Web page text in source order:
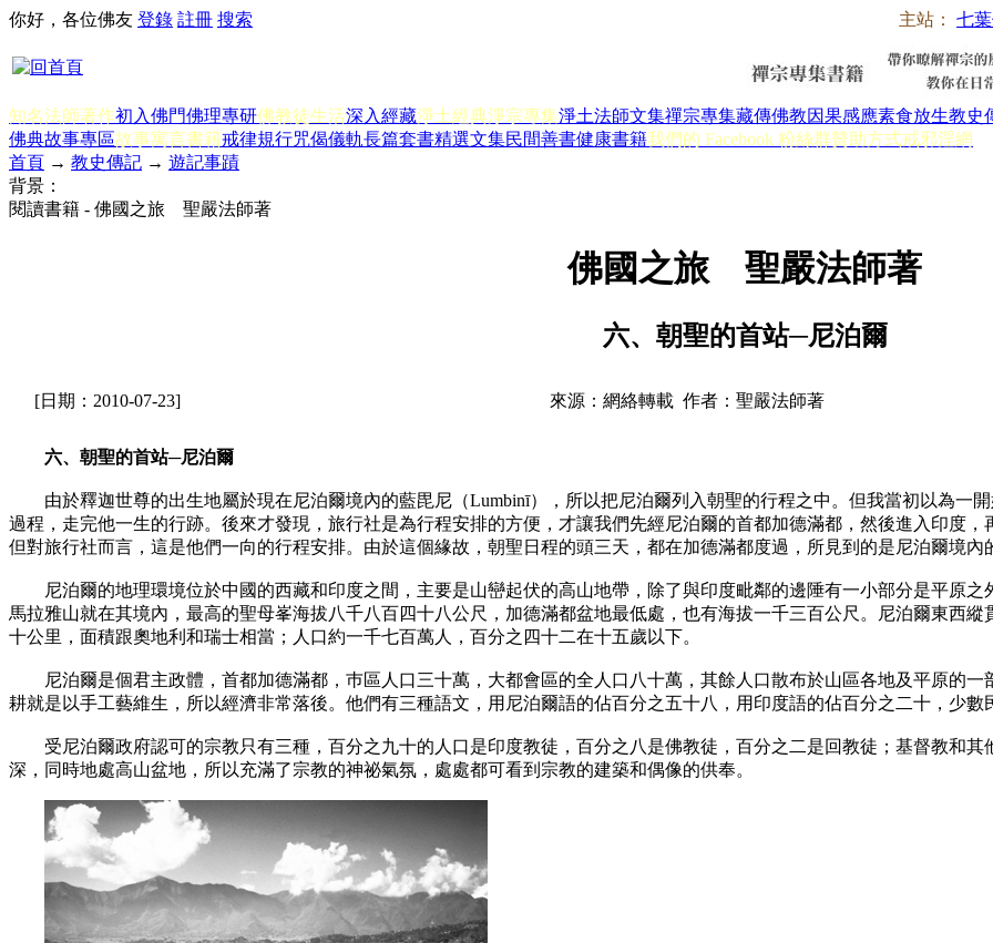
主站： 七
你好，各位佛友 登錄 註冊 搜索
知名法師著作初入佛門佛理專研佛教徒生活深入經藏淨土經典淨宗專集淨土法師文集禪宗專集藏傳佛教因果感應素食放生教史
佛典故事專區故事寓言書籍戒律規行咒偈儀軌長篇套書精選文集民間善書健康書籍我們的 Facebook 粉絲群贊助方式戒邪淫網
首頁 → 教史傳記 → 遊記事蹟
背景：
閱讀書籍 - 佛國之旅 聖嚴法師著
佛國之旅 聖嚴法師著
六、朝聖的首站─尼泊爾
[日期：2010-07-23] 來源：網絡轉載 作者：聖嚴法師著
六、朝聖的首站─尼泊爾
由於釋迦世尊的出生地屬於現在尼泊爾境內的藍毘尼（Lumbinī），所以把尼泊爾列入朝聖的行程之中。但我當初以為一
過程，走完他一生的行跡。後來才發現，旅行社是為行程安排的方便，才讓我們先經尼泊爾的首都加德滿都，然後進入印度
但對旅行社而言，這是他們一向的行程安排。由於這個緣故，朝聖日程的頭三天，都在加德滿都度過，所見到的是尼泊爾境
尼泊爾的地理環境位於中國的西藏和印度之間，主要是山巒起伏的高山地帶，除了與印度毗鄰的邊陲有一小部分是平原之
馬拉雅山就在其境內，最高的聖母峯海拔八千八百四十八公尺，加德滿都盆地最低處，也有海拔一千三百公尺。尼泊爾東西
十公里，面積跟奧地利和瑞士相當；人口約一千七百萬人，百分之四十二在十五歲以下。
尼泊爾是個君主政體，首都加德滿都，巿區人口三十萬，大都會區的全人口八十萬，其餘人口散布於山區各地及平原的一
耕就是以手工藝維生，所以經濟非常落後。他們有三種語文，用尼泊爾語的佔百分之五十八，用印度語的佔百分之二十，少
受尼泊爾政府認可的宗教只有三種，百分之九十的人口是印度教徒，百分之八是佛教徒，百分之二是回教徒；基督教和其
深，同時地處高山盆地，所以充滿了宗教的神祕氣氛，處處都可看到宗教的建築和偶像的供奉。